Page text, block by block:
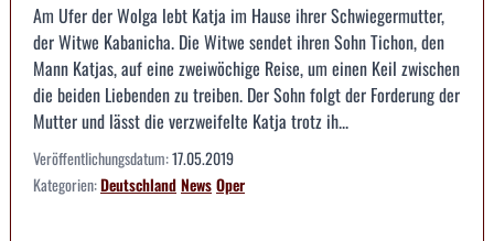
Am Ufer der Wolga lebt Katja im Hause ihrer Schwiegermutter,
der Witwe Kabanicha. Die Witwe sendet ihren Sohn Tichon, den
Mann Katjas, auf eine zweiwöchige Reise, um einen Keil zwischen
die beiden Liebenden zu treiben. Der Sohn folgt der Forderung der
Mutter und lässt die verzweifelte Katja trotz ih...
Veröffentlichungsdatum:17.05.2019
Kategorien:DeutschlandNewsOper